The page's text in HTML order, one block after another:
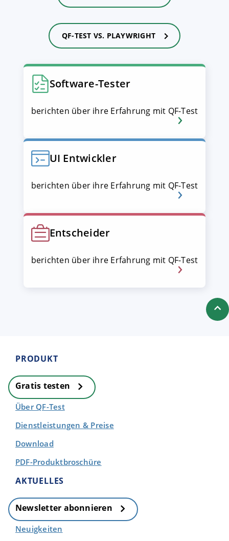
QF-TEST VS. PLAYWRIGHT
Software-Tester
berichten über ihre Erfahrung mit QF-Test
UI Entwickler
berichten über ihre Erfahrung mit QF-Test
Entscheider
berichten über ihre Erfahrung mit QF-Test
PRODUKT
Gratis testen
Über QF-Test
Dienstleistungen & Preise
Download
PDF-Produktbroschüre
AKTUELLES
Newsletter abonnieren
Neuigkeiten